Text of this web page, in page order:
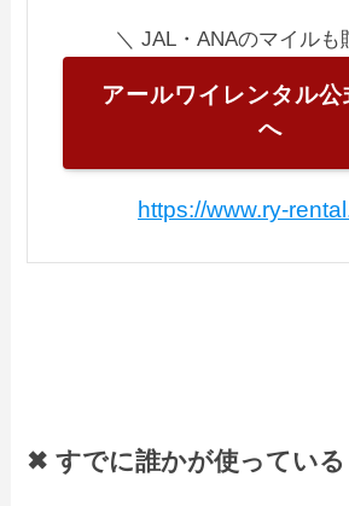
＼ JAL・ANAのマイルも
アールワイレンタル公
へ
https://www.ry-
✖ すでに誰かが使っている